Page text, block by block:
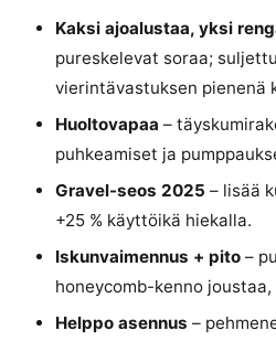
Kaksi ajo­alustaa, yksi
pureskelevat soraa;
vierintävastuksen pienenä
Huoltovapaa –
puhkeamiset ja
Gravel-seos 2025 – lisää
+25 % käyttöikä hiekalla.
Iskunvaimennus + pito –
honeycomb-kenno
Helppo asennus –